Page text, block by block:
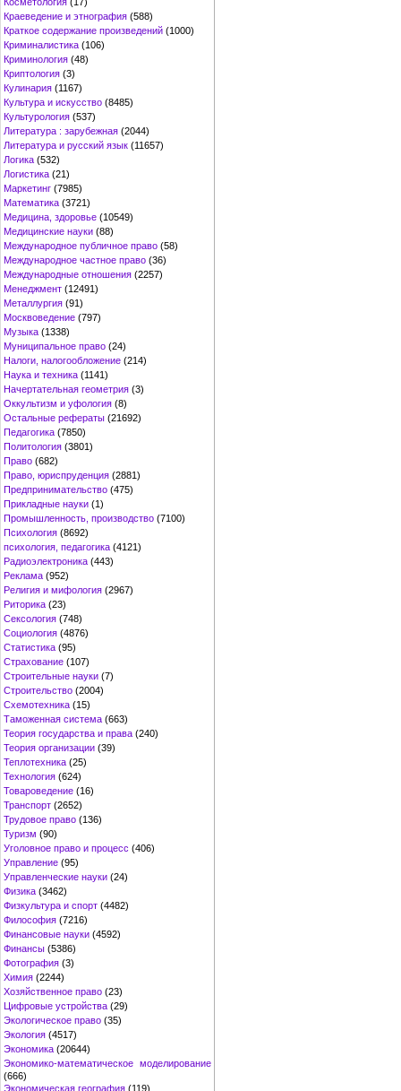
Краеведение и этнография (588)
Краткое содержание произведений (1000)
Криминалистика (106)
Криминология (48)
Криптология (3)
Кулинария (1167)
Культура и искусство (8485)
Культурология (537)
Литература : зарубежная (2044)
Литература и русский язык (11657)
Логика (532)
Логистика (21)
Маркетинг (7985)
Математика (3721)
Медицина, здоровье (10549)
Медицинские науки (88)
Международное публичное право (58)
Международное частное право (36)
Международные отношения (2257)
Менеджмент (12491)
Металлургия (91)
Москвоведение (797)
Музыка (1338)
Муниципальное право (24)
Налоги, налогообложение (214)
Наука и техника (1141)
Начертательная геометрия (3)
Оккультизм и уфология (8)
Остальные рефераты (21692)
Педагогика (7850)
Политология (3801)
Право (682)
Право, юриспруденция (2881)
Предпринимательство (475)
Прикладные науки (1)
Промышленность, производство (7100)
Психология (8692)
психология, педагогика (4121)
Радиоэлектроника (443)
Реклама (952)
Религия и мифология (2967)
Риторика (23)
Сексология (748)
Социология (4876)
Статистика (95)
Страхование (107)
Строительные науки (7)
Строительство (2004)
Схемотехника (15)
Таможенная система (663)
Теория государства и права (240)
Теория организации (39)
Теплотехника (25)
Технология (624)
Товароведение (16)
Транспорт (2652)
Трудовое право (136)
Туризм (90)
Уголовное право и процесс (406)
Управление (95)
Управленческие науки (24)
Физика (3462)
Физкультура и спорт (4482)
Философия (7216)
Финансовые науки (4592)
Финансы (5386)
Фотография (3)
Химия (2244)
Хозяйственное право (23)
Цифровые устройства (29)
Экологическое право (35)
Экология (4517)
Экономика (20644)
Экономико-математическое моделирование
(666)
Экономическая география (119)